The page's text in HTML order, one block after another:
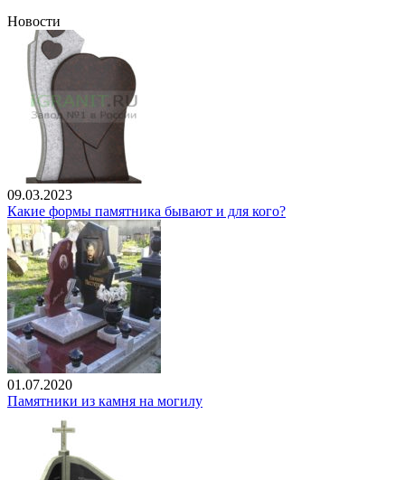
Новости
09.03.2023
Какие формы памятника бывают и для кого?
01.07.2020
Памятники из камня на могилу